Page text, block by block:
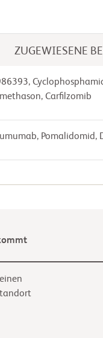
ZUGEWIESENE
Carfilzomib
Pomalidomid,